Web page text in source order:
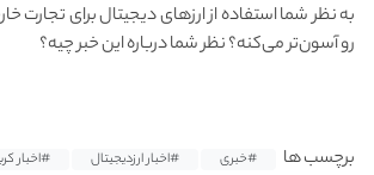
به نظر شما استفاده از ارزهای دیجیتال برای تجارت
رو آسون‌تر می‌کنه؟ نظر شما درباره این خبر چیه؟
برچسب ها #خبری #اخبار ارزدیجیتال #اخبار